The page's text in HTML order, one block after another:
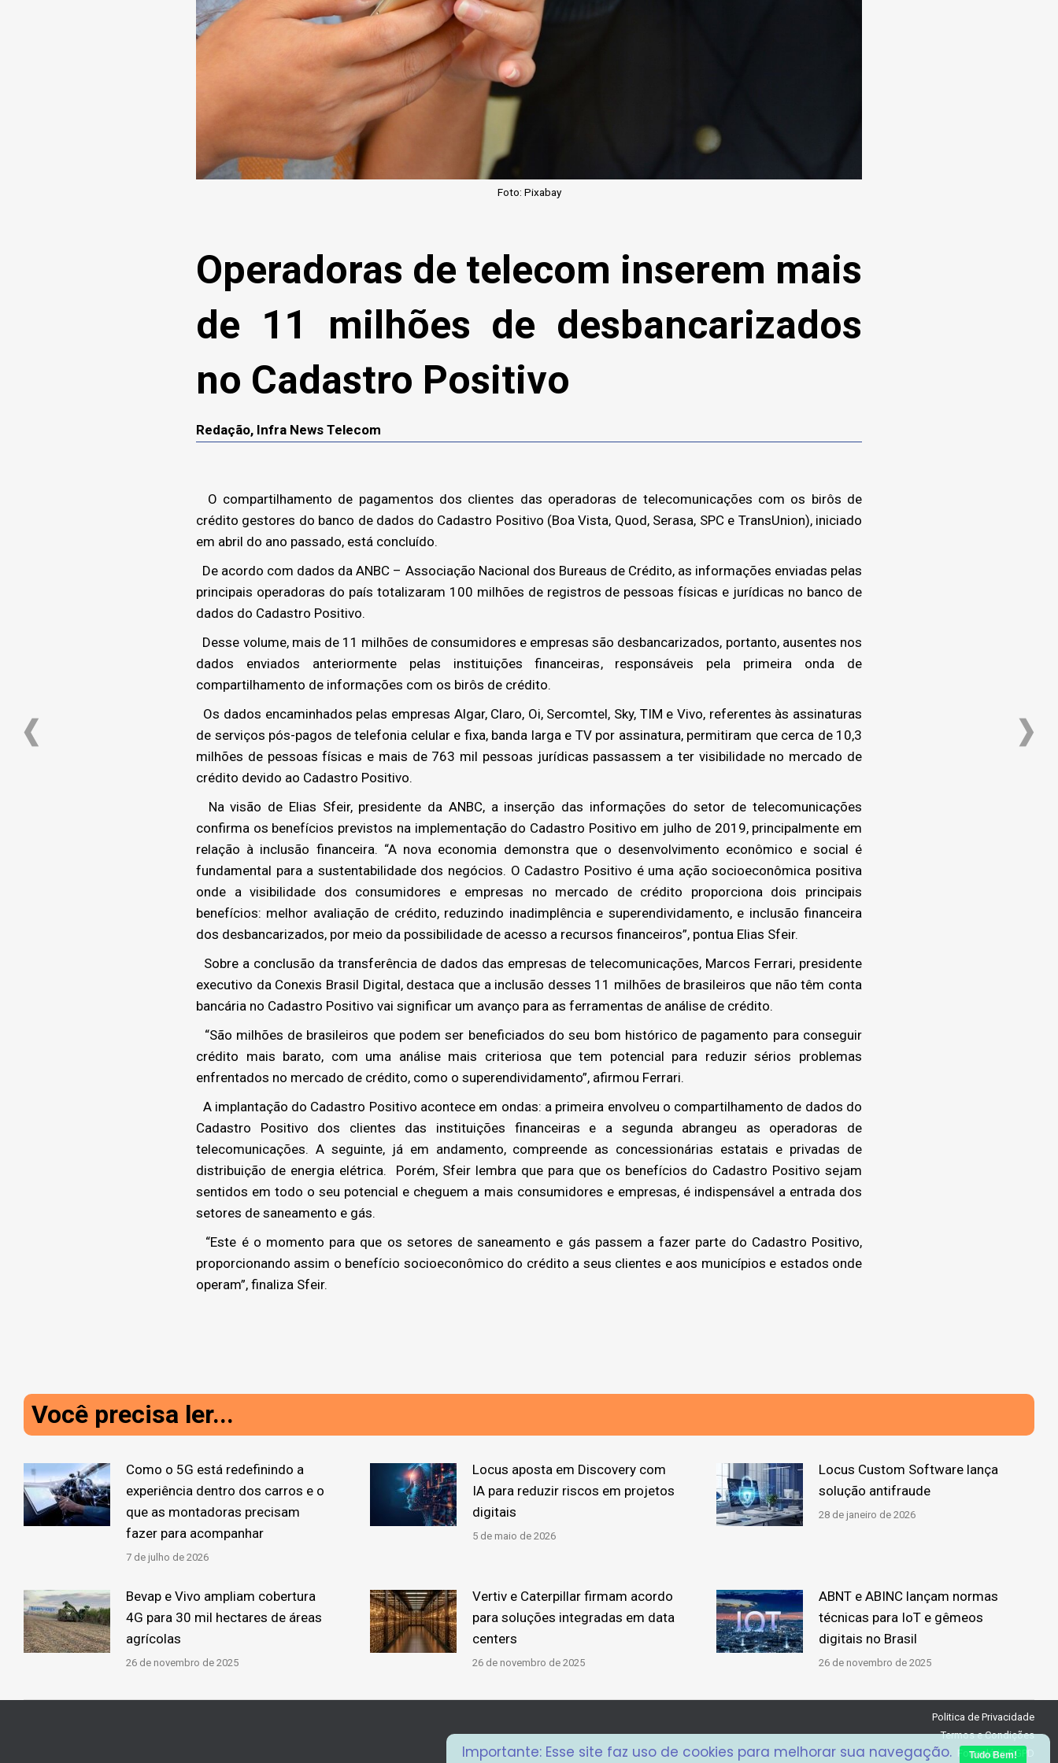
Foto: Pixabay
Operadoras de telecom inserem mais
de 11 milhões de desbancarizados
no Cadastro Positivo
Redação, Infra News Telecom
O compartilhamento de pagamentos dos clientes das operadoras de telecomunicações com os birôs de
crédito gestores do banco de dados do Cadastro Positivo (Boa Vista, Quod, Serasa, SPC e TransUnion), iniciado
em abril do ano passado, está concluído.
De acordo com dados da ANBC – Associação Nacional dos Bureaus de Crédito, as informações enviadas pelas
principais operadoras do país totalizaram 100 milhões de registros de pessoas físicas e jurídicas no banco de
dados do Cadastro Positivo.
Desse volume, mais de 11 milhões de consumidores e empresas são desbancarizados, portanto, ausentes nos
dados enviados anteriormente pelas instituições financeiras, responsáveis pela primeira onda de
compartilhamento de informações com os birôs de crédito.
Os dados encaminhados pelas empresas Algar, Claro, Oi, Sercomtel, Sky, TIM e Vivo, referentes às assinaturas
de serviços pós-pagos de telefonia celular e fixa, banda larga e TV por assinatura, permitiram que cerca de 10,3
milhões de pessoas físicas e mais de 763 mil pessoas jurídicas passassem a ter visibilidade no mercado de
crédito devido ao Cadastro Positivo.
Na visão de Elias Sfeir, presidente da ANBC, a inserção das informações do setor de telecomunicações
confirma os benefícios previstos na implementação do Cadastro Positivo em julho de 2019, principalmente em
relação à inclusão financeira. “A nova economia demonstra que o desenvolvimento econômico e social é
fundamental para a sustentabilidade dos negócios. O Cadastro Positivo é uma ação socioeconômica positiva
onde a visibilidade dos consumidores e empresas no mercado de crédito proporciona dois principais
benefícios: melhor avaliação de crédito, reduzindo inadimplência e superendividamento, e inclusão financeira
dos desbancarizados, por meio da possibilidade de acesso a recursos financeiros”, pontua Elias Sfeir.
Sobre a conclusão da transferência de dados das empresas de telecomunicações, Marcos Ferrari, presidente
executivo da Conexis Brasil Digital, destaca que a inclusão desses 11 milhões de brasileiros que não têm conta
bancária no Cadastro Positivo vai significar um avanço para as ferramentas de análise de crédito.
“São milhões de brasileiros que podem ser beneficiados do seu bom histórico de pagamento para conseguir
crédito mais barato, com uma análise mais criteriosa que tem potencial para reduzir sérios problemas
enfrentados no mercado de crédito, como o superendividamento”, afirmou Ferrari.
A implantação do Cadastro Positivo acontece em ondas: a primeira envolveu o compartilhamento de dados do
Cadastro Positivo dos clientes das instituições financeiras e a segunda abrangeu as operadoras de
telecomunicações. A seguinte, já em andamento, compreende as concessionárias estatais e privadas de
distribuição de energia elétrica. Porém, Sfeir lembra que para que os benefícios do Cadastro Positivo sejam
sentidos em todo o seu potencial e cheguem a mais consumidores e empresas, é indispensável a entrada dos
setores de saneamento e gás.
“Este é o momento para que os setores de saneamento e gás passem a fazer parte do Cadastro Positivo,
proporcionando assim o benefício socioeconômico do crédito a seus clientes e aos municípios e estados onde
operam”, finaliza Sfeir.
Você precisa ler...
Como o 5G está redefinindo a
experiência dentro dos carros e o
que as montadoras precisam
fazer para acompanhar
7 de julho de 2026
Locus aposta em Discovery com
IA para reduzir riscos em projetos
digitais
5 de maio de 2026
Locus Custom Software lança
solução antifraude
28 de janeiro de 2026
Bevap e Vivo ampliam cobertura
4G para 30 mil hectares de áreas
agrícolas
26 de novembro de 2025
Vertiv e Caterpillar firmam acordo
para soluções integradas em data
centers
26 de novembro de 2025
ABNT e ABINC lançam normas
técnicas para IoT e gêmeos
digitais no Brasil
26 de novembro de 2025
Politica de Privacidade
Termos e Condições
Formulário RGPD
Importante: Esse site faz uso de cookies para melhorar sua navegação. Tudo Bem!